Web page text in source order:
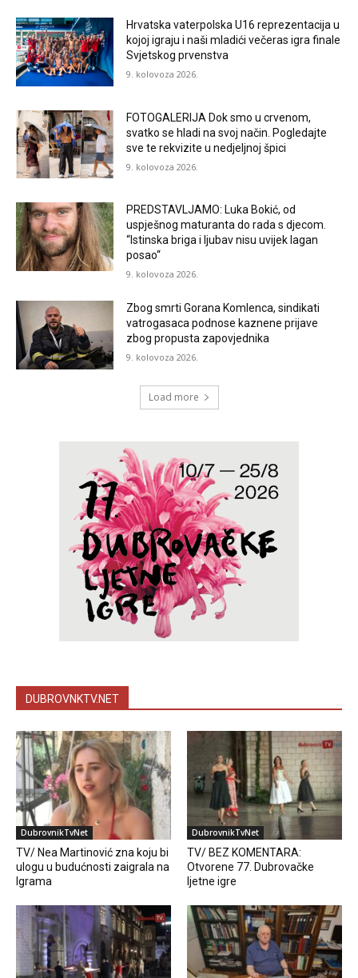
Hrvatska vaterpolska U16 reprezentacija u
kojoj igraju i naši mladići večeras igra finale
Svjetskog prvenstva
9. kolovoza 2026.
FOTOGALERIJA Dok smo u crvenom,
svatko se hladi na svoj način. Pogledajte
sve te rekvizite u nedjeljnoj špici
9. kolovoza 2026.
PREDSTAVLJAMO: Luka Bokić, od
uspješnog maturanta do rada s djecom.
“Istinska briga i ljubav nisu uvijek lagan
posao“
9. kolovoza 2026.
Zbog smrti Gorana Komlenca, sindikati
vatrogasaca podnose kaznene prijave
zbog propusta zapovjednika
9. kolovoza 2026.
Load more
DUBROVNKTV.NET
DubrovnikTvNet
TV/ Nea Martinović zna koju bi
ulogu u budućnosti zaigrala na
Igrama
DubrovnikTvNet
TV/ BEZ KOMENTARA:
Otvorene 77. Dubrovačke
ljetne igre